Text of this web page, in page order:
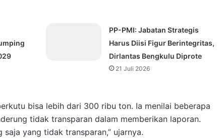
⁠PP-PMI: Jabatan Strategis
Harus Diisi Figur Berintegritas,
Dirlantas Bengkulu Diprote
21 Juli 2026
bisa lebih dari 300 ribu ton. Ia menilai beberapa
tidak transparan dalam memberikan laporan.
saja yang tidak transparan,” ujarnya.